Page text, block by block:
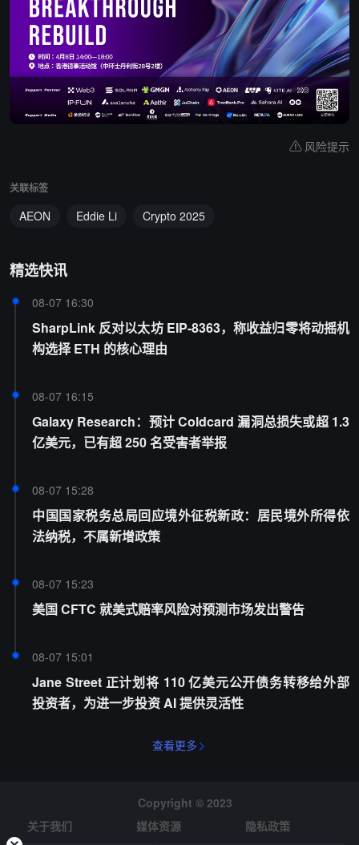
风险提示
关联标签
AEON Eddie Li Crypto 2025
精选快讯
08-07 16:30
SharpLink 反对以太坊 EIP-8363，称收益归零将动摇机
构选择 ETH 的核心理由
08-07 16:15
Galaxy Research：预计 Coldcard 漏洞总损失或超 1.3
亿美元，已有超 250 名受害者举报
08-07 15:28
中国国家税务总局回应境外征税新政：居民境外所得依
法纳税，不属新增政策
08-07 15:23
美国 CFTC 就美式赔率风险对预测市场发出警告
08-07 15:01
Jane Street 正计划将 110 亿美元公开债务转移给外部
投资者，为进一步投资 AI 提供灵活性
查看更多
Copyright © 2023
关于我们
媒体资源
隐私政策